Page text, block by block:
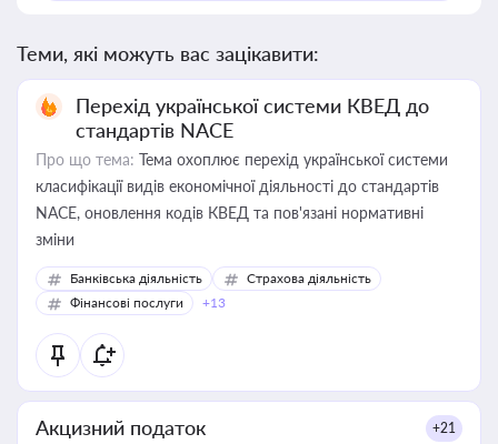
Теми, які можуть вас зацікавити:
Перехід української системи КВЕД до
стандартів NACE
Про що тема: Тема охоплює перехід української системи
класифікації видів економічної діяльності до стандартів
NACE, оновлення кодів КВЕД та пов'язані нормативні
зміни
Банківська діяльність
Страхова діяльність
Фінансові послуги
+13
Акцизний податок +21